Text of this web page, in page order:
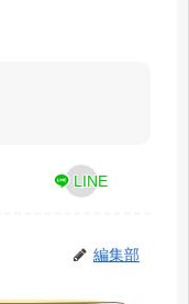
LINE
編集部